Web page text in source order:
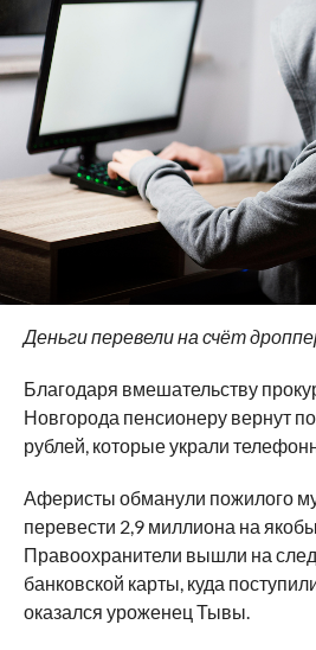
Деньги перевели на счёт
Благодаря вмешательству
Новгорода пенсионеру вернут
рублей, которые украли
Аферисты обманули пожилого
перевести 2,9 миллиона на
Правоохранители вышли на
банковской карты, куда
оказался уроженец Тывы.